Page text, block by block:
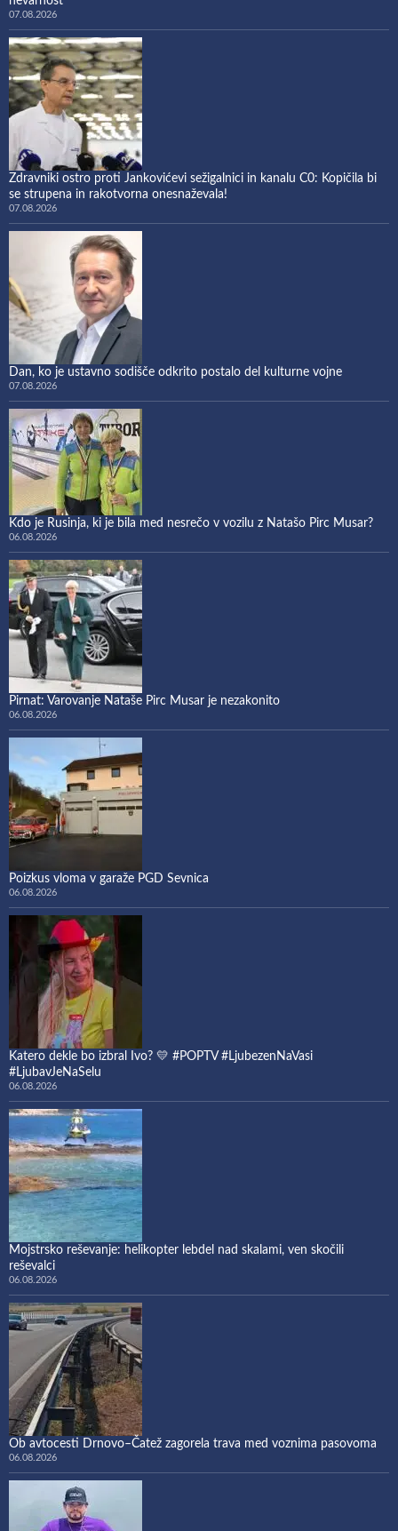
07.08.2026
Zdravniki ostro proti Jankovićevi sežigalnici in kanalu C0: Kopičila bi
se strupena in rakotvorna onesnaževala!
07.08.2026
Dan, ko je ustavno sodišče odkrito postalo del kulturne vojne
07.08.2026
Kdo je Rusinja, ki je bila med nesrečo v vozilu z Natašo Pirc Musar?
06.08.2026
Pirnat: Varovanje Nataše Pirc Musar je nezakonito
06.08.2026
Poizkus vloma v garaže PGD Sevnica
06.08.2026
Katero dekle bo izbral Ivo? 💛 #POPTV #LjubezenNaVasi
#LjubavJeNaSelu
06.08.2026
Mojstrsko reševanje: helikopter lebdel nad skalami, ven skočili
reševalci
06.08.2026
Ob avtocesti Drnovo–Čatež zagorela trava med voznima pasovoma
06.08.2026